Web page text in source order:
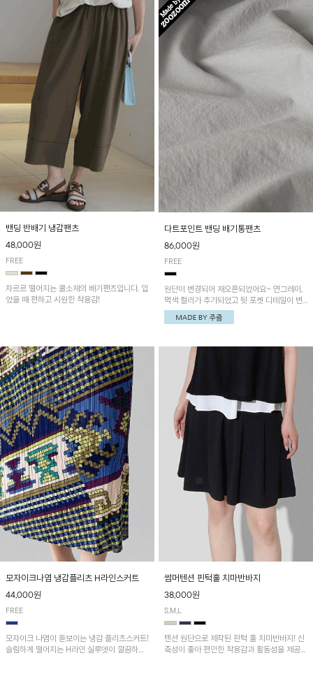
밴딩 반배기 냉감팬츠
48,000원
FREE
차르르 떨어지는 쿨소재의 배기팬츠입니다. 입
었을 때 편하고 시원한 착용감!
다트포인트 밴딩 배기통팬츠
86,000원
FREE
원단이 변경되어 재오픈되었어요~ 연그레이,
먹색 컬러가 추가되었고 뒷 포켓 디테일이 변
경되었습니다~가볍고 시원하게 착용되는 배
기통팬츠! 허리밴딩과 여유로운 통으로 편안해
모자이크나염 냉감플리츠 H라인스커트
44,000원
FREE
모자이크 나염이 돋보이는 냉감 플리츠스커트!
슬림하게 떨어지는 H라인 실루엣이 깔끔하고
썸머텐션 핀턱훌 치마반바지
38,000원
S,M,L
텐션 원단으로 제작된 핀턱 훌 치마반바지! 신
축성이 좋아 편안한 착용감과 활동성을 제공하